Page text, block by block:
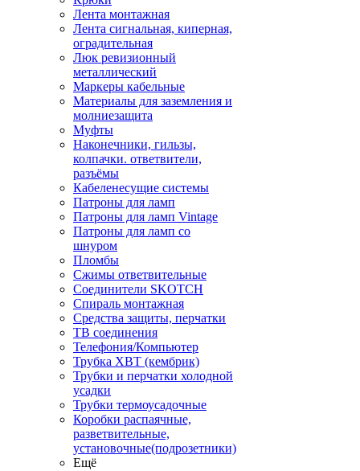
Лента монтажная
Лента сигнальная, киперная,
оградительная
Люк ревизионный
металлический
Маркеры кабельные
Материалы для заземления и
молниезащита
Муфты
Наконечники, гильзы,
колпачки. ответвители,
разъёмы
Кабеленесущие системы
Патроны для ламп
Патроны для ламп Vintage
Патроны для ламп со
шнуром
Пломбы
Сжимы ответвительные
Соединители SKOTCH
Спираль монтажная
Средства защиты, перчатки
ТВ соединения
Телефония/Компьютер
Трубка ХВТ (кембрик)
Трубки и перчатки холодной
усадки
Трубки термоусадочные
Коробки распаячные,
разветвительные,
установочные(подрозетники)
Ещё